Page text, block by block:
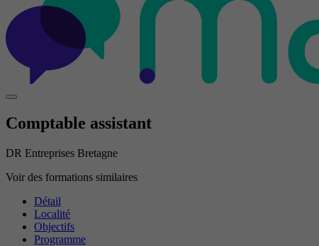
Comptable assistant
DR Entreprises Bretagne
Voir des formations similaires
Détail
Localité
Objectifs
Programme